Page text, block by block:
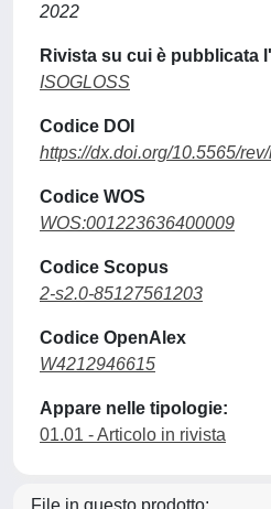
2022
Rivista su cui è pubblicata
ISOGLOSS
Codice DOI
https://dx.doi.org/10.5565/
Codice WOS
WOS:001223636400009
Codice Scopus
2-s2.0-85127561203
Codice OpenAlex
W4212946615
Appare nelle tipologie:
01.01 - Articolo in rivista
File in questo prodotto: